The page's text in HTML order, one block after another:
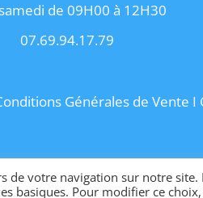
de 09H00 à 12H30
07.69.94.17.79
Générales de Vente I
créé par OhMyConcept.fr
de votre navigation sur notre site.
basiques. Pour modifier ce